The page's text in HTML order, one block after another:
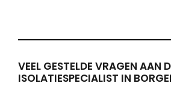
VEEL GESTELDE VRAGEN AAN
ISOLATIESPECIALIST IN